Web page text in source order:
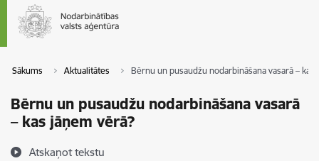
Sākums Aktualitātes Bērnu un pusaudžu nodarbināšana vasarā – kas
Bērnu un pusaudžu nodarbināšana vasarā
– kas jāņem vērā?
Atskaņot tekstu